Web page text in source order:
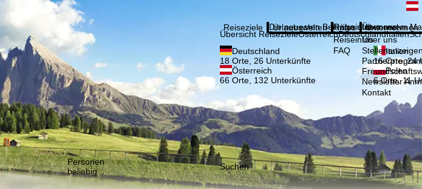
Nutzungsinformationen, die wir, die TravelTrex GmbH,
Reiseziele
Übersicht ReisezieleÖsterreichDeutschlandItalien
Deutschland
18 Orte, 26 Unterkünfte
Italien
16 Orte, 24
Österreich
66 Orte, 132 Unterkünfte
Polen
6 Orte, 11
Urlaubswelten
Die neuesten Beiträge aus unserem
Infos
Reiseinfos
Reiseinfos
FAQ
Unternehmen
Über uns
Über uns
Newsletter
Kontakt
Personen
beliebig
Suchen